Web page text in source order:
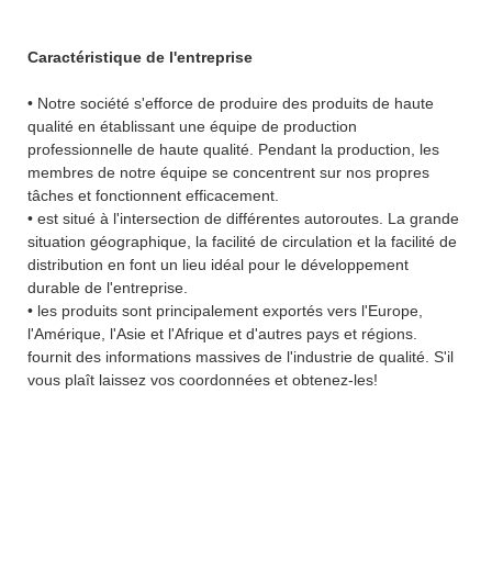
Caractéristique de l'entreprise
• Notre société s'efforce de produire des produits de haute
qualité en établissant une équipe de production
professionnelle de haute qualité. Pendant la production, les
membres de notre équipe se concentrent sur nos propres
tâches et fonctionnent efficacement.
• est situé à l'intersection de différentes autoroutes. La grande
situation géographique, la facilité de circulation et la facilité de
distribution en font un lieu idéal pour le développement
durable de l'entreprise.
• les produits sont principalement exportés vers l'Europe,
l'Amérique, l'Asie et l'Afrique et d'autres pays et régions.
fournit des informations massives de l'industrie de qualité. S'il
vous plaît laissez vos coordonnées et obtenez-les!